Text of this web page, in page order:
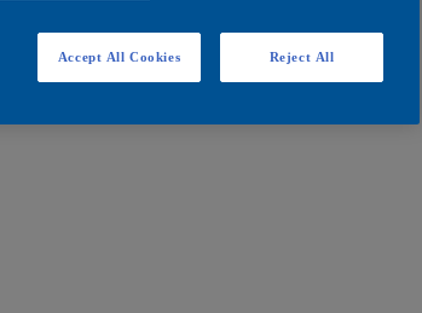
Reject All
Accept All Cookies